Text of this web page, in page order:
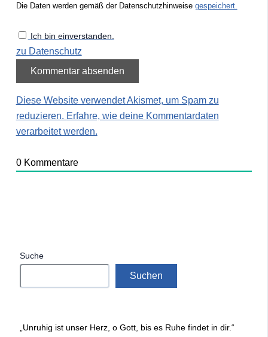
Die Daten werden gemäß der Datenschutzhinweise gespeichert.
Ich bin einverstanden.
zu Datenschutz
Diese Website verwendet Akismet, um Spam zu
reduzieren. Erfahre, wie deine Kommentardaten
verarbeitet werden.
0Kommentare
Suche
Suchen
„Unruhig ist unser Herz, o Gott, bis es Ruhe findet in dir.“